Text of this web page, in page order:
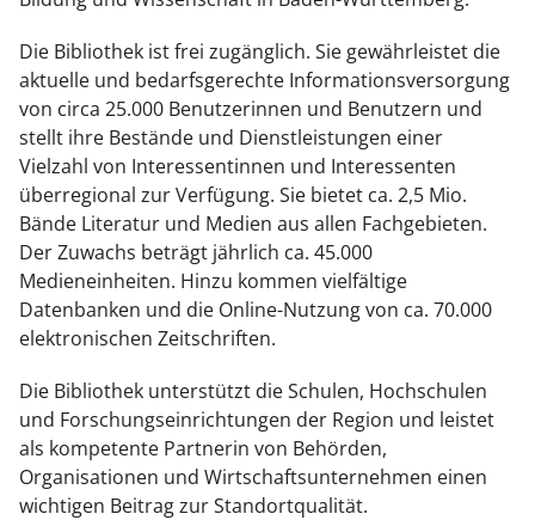
Die Bibliothek ist frei zugänglich. Sie gewährleistet die
aktuelle und bedarfsgerechte Informationsversorgung
von circa 25.000 Benutzerinnen und Benutzern und
stellt ihre Bestände und Dienstleistungen einer
Vielzahl von Interessentinnen und Interessenten
überregional zur Verfügung. Sie bietet ca. 2,5 Mio.
Bände Literatur und Medien aus allen Fachgebieten.
Der Zuwachs beträgt jährlich ca. 45.000
Medieneinheiten. Hinzu kommen vielfältige
Datenbanken und die Online-Nutzung von ca. 70.000
elektronischen Zeitschriften.
Die Bibliothek unterstützt die Schulen, Hochschulen
und Forschungseinrichtungen der Region und leistet
als kompetente Partnerin von Behörden,
Organisationen und Wirtschaftsunternehmen einen
wichtigen Beitrag zur Standortqualität.